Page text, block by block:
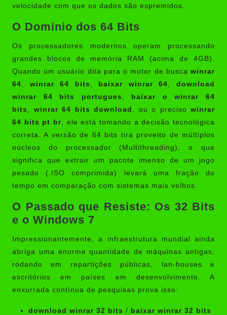
velocidade com que os dados são espremidos.
O Domínio dos 64 Bits
Os processadores modernos operam processando
grandes blocos de memória RAM (acima de 4GB).
Quando um usuário dita para o motor de busca winrar
64
winrar 64 bits baixar winrar 64 ,download
winrar 64 bits portugues
baixar o winrar 64
bits
winrar 64 bits download , ou o preciso winrar
64 bits pt br , ele está tomando a decisão tecnológica
correta. A versão de 64 bits tira proveito de múltiplos
núcleos do processador (Multithreading), o que
significa que extrair um pacote imenso de um jogo
pesado (.ISO comprimida) levará uma fração do
tempo em comparação com sistemas mais velhos.
O Passado que Resiste: Os 32 Bits
e o Windows 7
Impressionantemente, a infraestrutura mundial ainda
abriga uma enorme quantidade de máquinas antigas,
rodando em repartições públicas, lan-houses e
escritórios em países em desenvolvimento. A
enxurrada contínua de pesquisas prova isso:
download winrar 32 bits / baixar winrar 32 bits